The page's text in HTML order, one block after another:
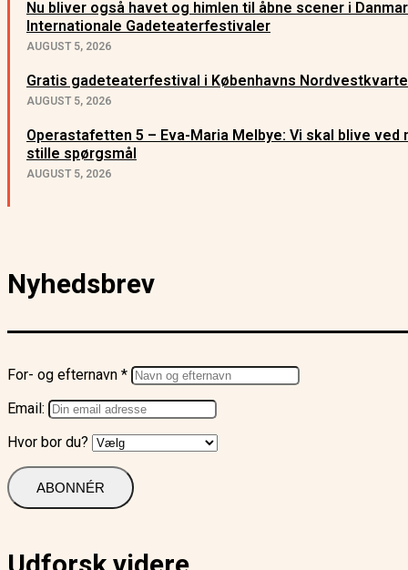
Nu bliver også havet og himlen til åbne scener i
Internationale Gadeteaterfestivaler
AUGUST 5, 2026
Gratis gadeteaterfestival i Københavns
AUGUST 5, 2026
Operastafetten 5 – Eva-Maria Melbye: Vi skal blive ved
stille spørgsmål
AUGUST 5, 2026
Nyhedsbrev
For- og efternavn *
Email:
Hvor bor du?